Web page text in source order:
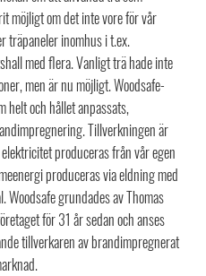
möjligt om det inte vore för vår
träpaneler inomhus i t.ex.
med flera. Vanligt trä hade inte
men är nu möjligt. Woodsafe-
helt och hållet anpassats,
Tillverkningen är
produceras från vår egen
produceras via eldning med
Woodsafe grundades av Thomas
för 31 år sedan och anses
tillverkaren av brandimpregnerat